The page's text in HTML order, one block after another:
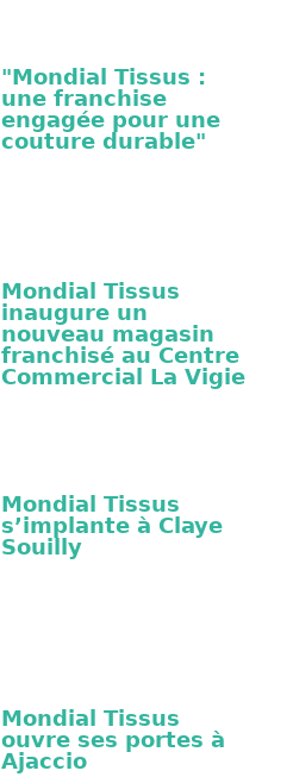
"Mondial Tissus :
une franchise
engagée pour une
couture durable"
Mondial Tissus
inaugure un
nouveau magasin
franchisé au Centre
Commercial La Vigie
Mondial Tissus
s’implante à Claye
Souilly
Mondial Tissus
ouvre ses portes à
Ajaccio